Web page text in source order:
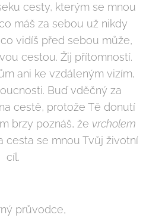
cesty, kterým se mnou
máš za sebou už nikdy
vidíš před sebou může,
cestou. Žij přítomností.
ani ke vzdáleným vizím,
Buď vděčný za
cestě, protože Tě donutí
brzy poznáš, že vrcholem
cesta se mnou Tvůj životní
cíl.
průvodce,